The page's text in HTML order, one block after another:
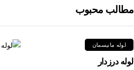
مطالب محبوب
لوله مانیسمان
لوله درزدار